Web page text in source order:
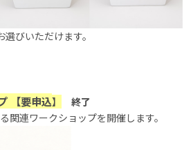
びいただけます。
【要申込】
終了
関連ワークショップを開催します。